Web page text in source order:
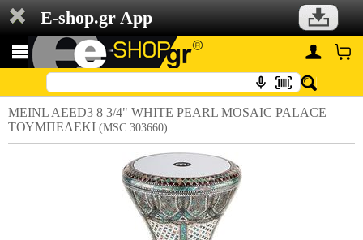
E-shop.gr App
MEINL AEED3 8 3/4" WHITE PEARL MOSAIC PALACE
TΟΥΜΠΕΛΕΚΙ (MSC.303660)